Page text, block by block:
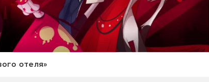
отеля»